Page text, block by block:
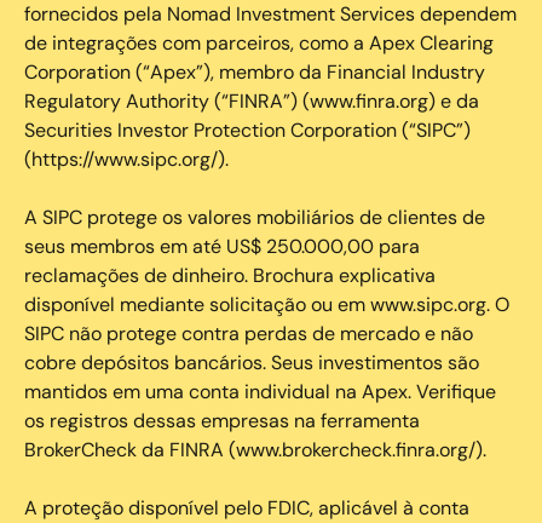
fornecidos pela Nomad Investment Services dependem
de integrações com parceiros, como a Apex Clearing
Corporation (“Apex”), membro da Financial Industry
Regulatory Authority (“FINRA”) (www.finra.org) e da
Securities Investor Protection Corporation (“SIPC”)
(https://www.sipc.org/).
A SIPC protege os valores mobiliários de clientes de
seus membros em até US$ 250.000,00 para
reclamações de dinheiro. Brochura explicativa
disponível mediante solicitação ou em www.sipc.org. O
SIPC não protege contra perdas de mercado e não
cobre depósitos bancários. Seus investimentos são
mantidos em uma conta individual na Apex. Verifique
os registros dessas empresas na ferramenta
BrokerCheck da FINRA (www.brokercheck.finra.org/).
A proteção disponível pelo FDIC, aplicável à conta